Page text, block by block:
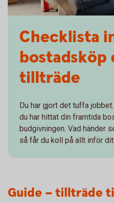
Checklista
bostadsköp
tillträde
Du har gjort det tuffa
du har hittat din framtida
budgivningen. Vad händer
så får du koll på allt inför
Guide – tillträde